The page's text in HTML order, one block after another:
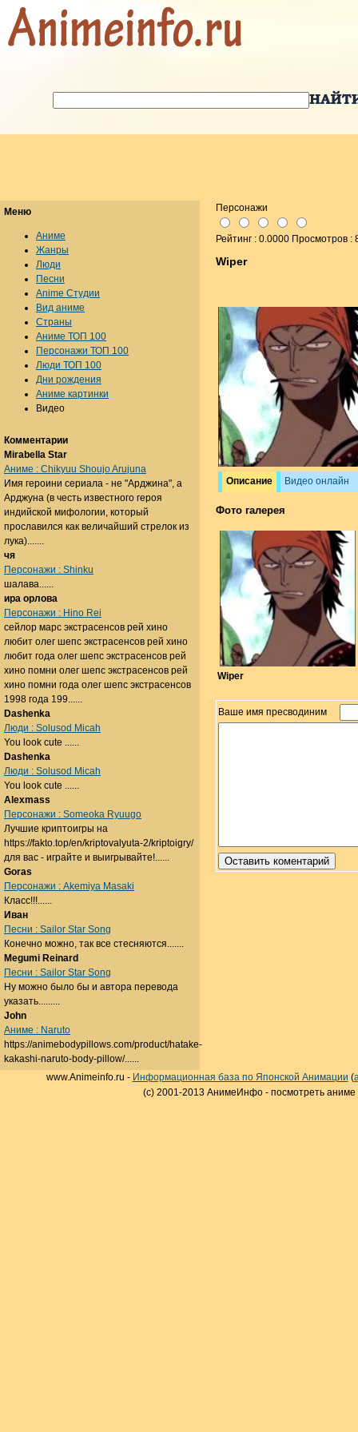
Персонажи
Рейтинг : 0.0000 Просмотров :
Wiper
Описание Видео онлайн
Фото галерея
Wiper
Ваше имя пресводиним
Меню
Аниме
Жанры
Люди
Песни
Anime Студии
Вид аниме
Страны
Аниме ТОП 100
Персонажи ТОП 100
Люди ТОП 100
Дни рождения
Аниме картинки
Видео
Комментарии
Mirabella Star
Аниме : Chikyuu Shoujo Arujuna
Имя героини сериала - не "Арджина", а
Арджуна (в честь известного героя
индийской мифологии, который
прославился как величайший стрелок из
лука).......
чя
Персонажи : Shinku
шалава......
ира орлова
Персонажи : Hino Rei
сейлор марс экстрасенсов рей хино
любит олег шепс экстрасенсов рей хино
любит года олег шепс экстрасенсов рей
хино помни олег шепс экстрасенсов рей
хино помни года олег шепс экстрасенсов
1998 года 199......
Dashenka
Люди : Solusod Micah
You look cute ......
Dashenka
Люди : Solusod Micah
You look cute ......
Alexmass
Персонажи : Someoka Ryuugo
Лучшие криптоигры на
https://fakto.top/en/kriptovalyuta-2/kriptoigry/
для вас - играйте и выигрывайте!......
Goras
Персонажи : Akemiya Masaki
Класс!!!......
Иван
Песни : Sailor Star Song
Конечно можно, так все стесняются.......
Megumi Reinard
Песни : Sailor Star Song
Ну можно было бы и автора перевода
указать.........
John
Аниме : Naruto
https://animebodypillows.com/product/hatake-
kakashi-naruto-body-pillow/......
www.Animeinfo.ru - Информационная база по Японской Анимации (
(c) 2001-2013 АнимеИнфо - посмотреть аниме